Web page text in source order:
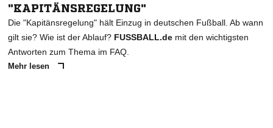
"KAPITÄNSREGELUNG"
Die "Kapitänsregelung" hält Einzug in deutschen Fußball. Ab wann
gilt sie? Wie ist der Ablauf? FUSSBALL.de mit den wichtigsten
Antworten zum Thema im FAQ.
Mehr lesen